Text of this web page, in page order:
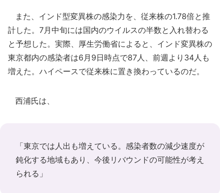
また、インド型変異株の感染力を、従来株の1.78倍と推
計した。7月中旬には国内のウイルスの半数と入れ替わる
と予想した。実際、厚生労働省によると、インド変異株の
東京都内の感染者は6月9日時点で87人、前週より34人も
増えた。ハイペースで従来株に置き換わっているのだ。
西浦氏は、
「東京では人出も増えている。感染者数の減少速度が
鈍化する地域もあり、今後リバウンドの可能性が考え
られる」